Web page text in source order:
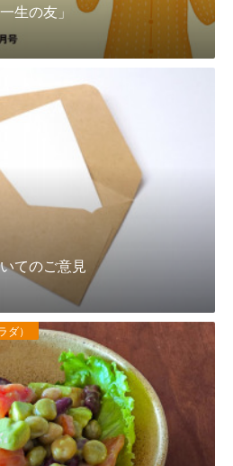
生の友」
てのご意見
）